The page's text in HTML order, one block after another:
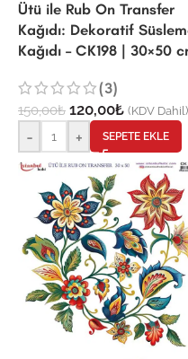
Ütü ile Rub On Transfer
Kağıdı: Dekoratif
Kağıdı – CK198 | 30×50
(3)
150,00₺ 120,00₺ (KDV Dahil)
- + SEPETE EKLE